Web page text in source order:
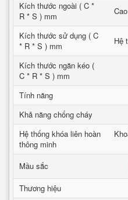
Kích thước ngoài ( C *
R * S ) mm
Kích thước sử dụng ( C
* R * S ) mm
Hệ
Kích thước ngăn kéo (
C * R * S ) mm
Tính năng
Khả năng chống cháy
Hệ thống khóa liên hoàn
thông minh
Mầu sắc
Thương hiệu